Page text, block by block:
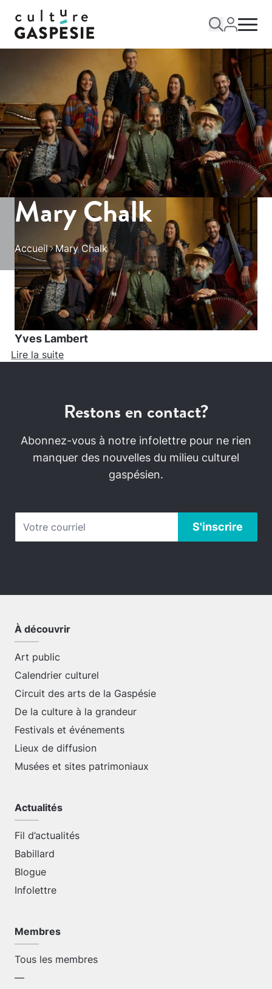
Mary Chalk
Accueil Mary Chalk
Yves Lambert
Lire la suite
Restons en contact?
Abonnez-vous à notre infolettre pour ne rien
manquer des nouvelles du milieu culturel
gaspésien.
À découvrir
Art public
Calendrier culturel
Circuit des arts de la Gaspésie
De la culture à la grandeur
Festivals et événements
Lieux de diffusion
Musées et sites patrimoniaux
Actualités
Fil d’actualités
Babillard
Blogue
Infolettre
Membres
Tous les membres
—